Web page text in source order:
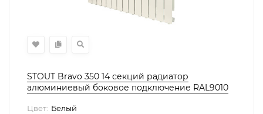
STOUT Bravo 350 14 секций радиатор
алюминиевый боковое подключение RAL9010
Цвет: Белый